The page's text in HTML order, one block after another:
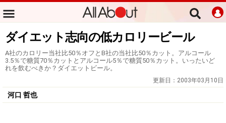
ダイエット志向の低カロリービール
A社のカロリー当社比50％オフとB社の当社比50％カット。アルコール
3.5％で糖質70％カットとアルコール5％で糖質50％カット。いったいど
れを飲むべきか？ダイエットビール。
更新日： 2003年03月10日
河口 哲也